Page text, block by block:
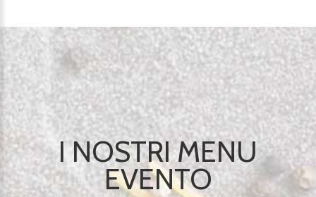
I NOSTRI MENU
EVENTO